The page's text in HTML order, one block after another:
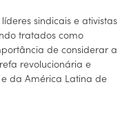
sindicais e ativistas
tratados como
de considerar a
revolucionária e
da América Latina de